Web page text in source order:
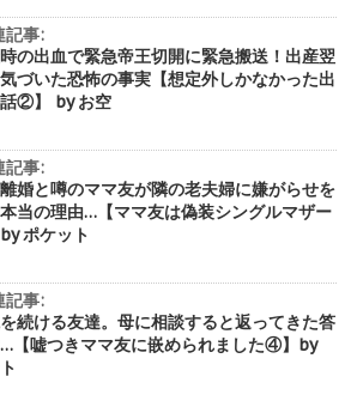
記事:
の出血で緊急帝王切開に緊急搬送！出産翌
づいた恐怖の事実【想定外しかなかった出
②】 by お空
記事:
婚と噂のママ友が隣の老夫婦に嫌がらせを
当の理由…【ママ友は偽装シングルマザー
ポケット
記事:
続ける友達。母に相談すると返ってきた答
【嘘つきママ友に嵌められました④】by